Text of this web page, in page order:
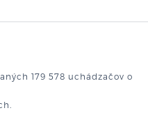
179 578 uchádzačov o